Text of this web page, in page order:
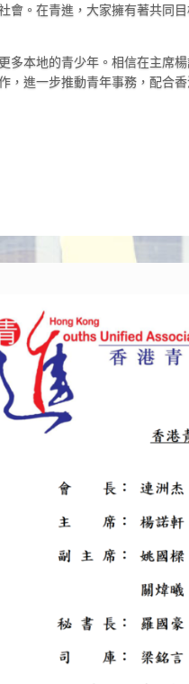
會。在青進，大家擁有著共同
多本地的青少年。相信在主席
進一步推動青年事務，配合